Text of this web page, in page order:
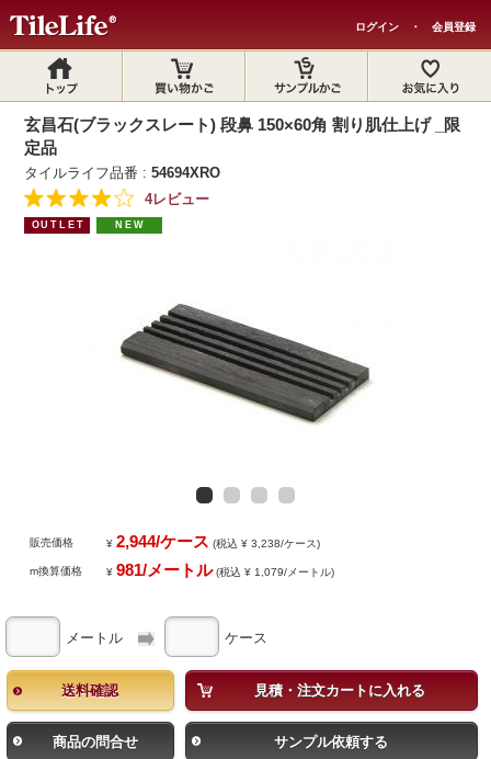
ログイン ・ 会員登録
玄昌石(ブラックスレート) 段鼻 150×60角 割り肌仕上げ _限
定品
タイルライフ品番 :54694XRO
4レビュー
OUTLET NEW
販売価格 ¥2,944/ケース (税込 ¥ 3,238/ケース)
m換算価格 ¥981/メートル(税込 ¥ 1,079/メートル)
メートル ケース
送料確認 見積・注文カートに入れる
商品の問合せ サンプル依頼する